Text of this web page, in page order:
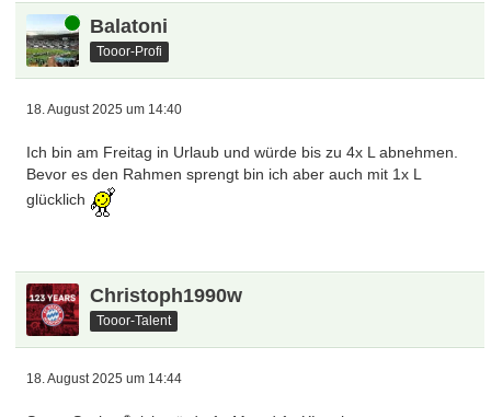
Online Balatoni
Tooor-Profi
18. August 2025 um 14:40
Ich bin am Freitag in Urlaub und würde bis zu 4x L abnehmen.
Bevor es den Rahmen sprengt bin ich aber auch mit 1x L
glücklich
Christoph1990w
Tooor-Talent
18. August 2025 um 14:44